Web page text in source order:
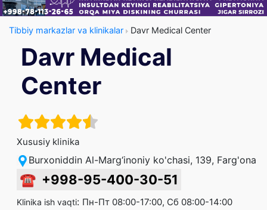
Tibbiy markazlar va klinikalar Davr Medical Center
Davr Medical
Center
Xususiy klinika
Burxoniddin Al-Marg‘inoniy ko'chasi, 139, Farg'ona
☎ +998-95-400-30-51
Klinika ish vaqti: Пн-Пт 08:00-17:00, Сб 08:00-14:00